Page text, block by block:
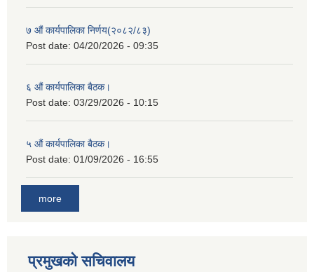
७ औं कार्यपालिका निर्णय(२०८२/८३)
Post date: 04/20/2026 - 09:35
६ औं कार्यपालिका बैठक।
Post date: 03/29/2026 - 10:15
५ औं कार्यपालिका बैठक।
Post date: 01/09/2026 - 16:55
more
प्रमुखको सचिवालय